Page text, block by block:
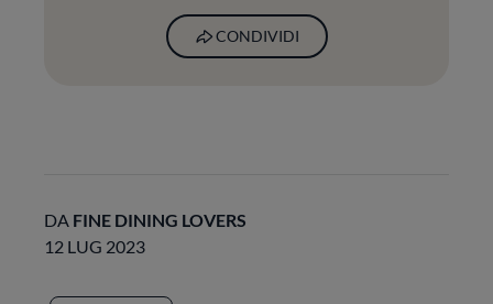
CONDIVIDI
DA FINE DINING LOVERS
12 LUG 2023